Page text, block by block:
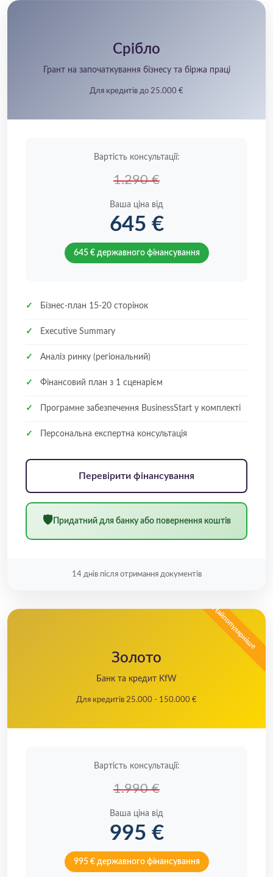
Срібло
Грант на започаткування бізнесу та біржа праці
Для кредитів до 25.000 €
Вартість консультації:
1.290 €
Ваша ціна від
645 €
645 € державного фінансування
✓ Бізнес-план 15-20 сторінок
✓ Executive Summary
✓ Аналіз ринку (регіональний)
✓ Фінансовий план з 1 сценарієм
✓ Програмне забезпечення BusinessStart у комплекті
✓ Персональна експертна консультація
Перевірити фінансування
🛡Придатний для банку або повернення коштів
14 днів після отримання документів
Найпопулярніше
Золото
Банк та кредит KfW
Для кредитів 25.000 - 150.000 €
Вартість консультації:
1.990 €
Ваша ціна від
995 €
995 € державного фінансування